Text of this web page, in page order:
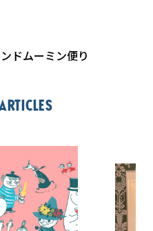
ドムーミン便り